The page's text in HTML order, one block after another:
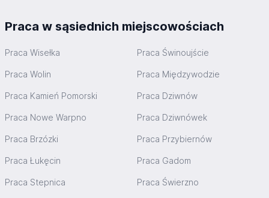
Praca w sąsiednich miejscowościach
Praca Wisełka Praca Świnoujście
Praca Wolin Praca Międzywodzie
Praca Kamień Pomorski Praca Dziwnów
Praca Nowe Warpno Praca Dziwnówek
Praca Brzózki Praca Przybiernów
Praca Łukęcin Praca Gadom
Praca Stepnica Praca Świerzno